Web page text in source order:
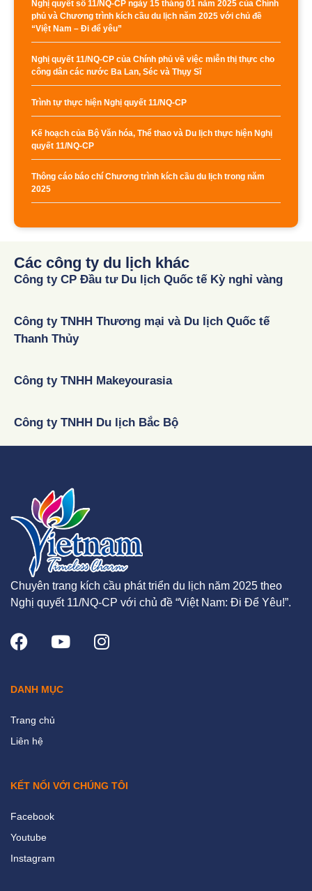
Nghị quyết số 11/NQ-CP ngày 15 tháng 01 năm 2025 của Chính
phủ và Chương trình kích cầu du lịch năm 2025 với chủ đề
“Việt Nam – Đi để yêu”
Nghị quyết 11/NQ-CP của Chính phủ về việc miễn thị thực cho
công dân các nước Ba Lan, Séc và Thụy Sĩ
Trình tự thực hiện Nghị quyết 11/NQ-CP
Kế hoạch của Bộ Văn hóa, Thể thao và Du lịch thực hiện Nghị
quyết 11/NQ-CP
Thông cáo báo chí Chương trình kích cầu du lịch trong năm
2025
Các công ty du lịch khác
Công ty CP Đầu tư Du lịch Quốc tế Kỳ nghỉ vàng
Công ty TNHH Thương mại và Du lịch Quốc tế
Thanh Thủy
Công ty TNHH Makeyourasia
Công ty TNHH Du lịch Bắc Bộ
Chuyên trang kích cầu phát triển du lịch năm 2025 theo
Nghị quyết 11/NQ-CP với chủ đề “Việt Nam: Đi Để Yêu!”.
DANH MỤC
Trang chủ
Liên hệ
KẾT NỐI VỚI CHÚNG TÔI
Facebook
Youtube
Instagram